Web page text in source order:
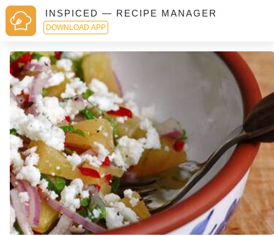
INSPICED — RECIPE MANAGER
DOWNLOAD APP